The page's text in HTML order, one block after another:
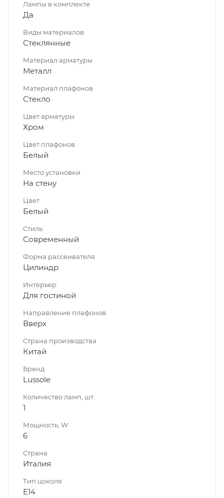
Лампы в комплекте
Да
Виды материалов
Стеклянные
Материал арматуры
Металл
Материал плафонов
Стекло
Цвет арматуры
Хром
Цвет плафонов
Белый
Место установки
На стену
Цвет
Белый
Стиль
Современный
Форма рассеивателя
Цилиндр
Интерьер
Для гостиной
Направление плафонов
Вверх
Страна производства
Китай
Бренд
Lussole
Количество ламп, шт
1
Мощность, W
6
Страна
Италия
Тип цоколя
E14